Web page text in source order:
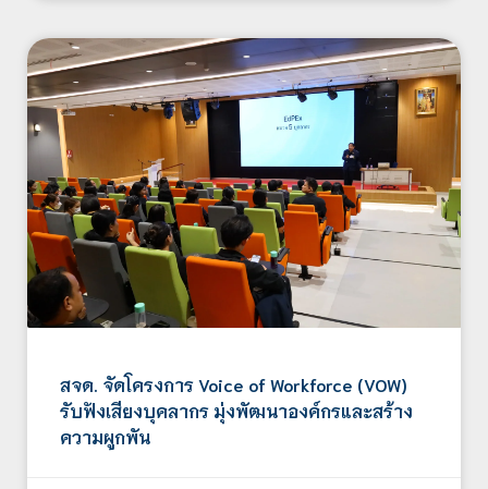
สจด. จัดโครงการ Voice of Workforce (VOW)
รับฟังเสียงบุคลากร มุ่งพัฒนาองค์กรและสร้าง
ความผูกพัน